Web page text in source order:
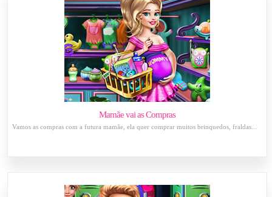
Mamãe vai as Compras
Vamos as compras com a futura mamãe, ela quer comprar muitos brinquedos, fraldas...